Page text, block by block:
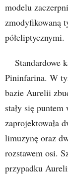
modelu
zmodyfikowaną
półeliptycznymi.
Standardowe
Pininfarina. W
bazie Aurelii
stały się
zaprojektowała
limuzynę oraz
rozstawem osi.
przypadku